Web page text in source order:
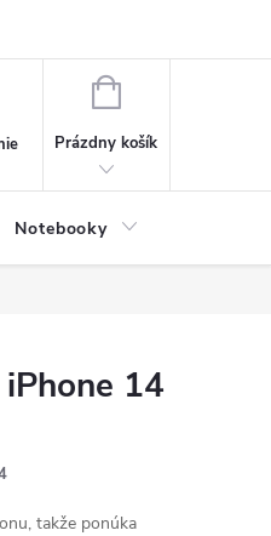
NÁKUPNÝ
Prázdny košík
Notebooky
14
takže ponúka